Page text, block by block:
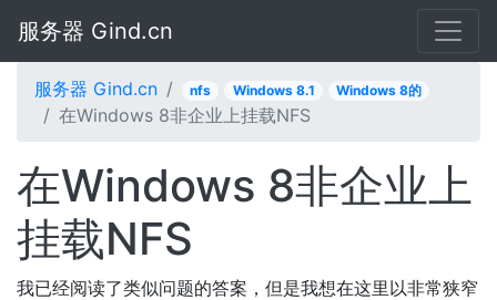
服务器 Gind.cn
服务器 Gind.cn nfs Windows 8.1 Windows 8的
在Windows 8非企业上挂载NFS
在Windows 8非企业上
挂载NFS
我已经阅读了类似问题的答案，但是我想在这里以非常狭窄